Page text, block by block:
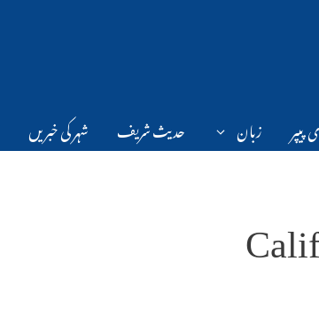
پیپر زبان حدیث شریف شہر کی خبریں